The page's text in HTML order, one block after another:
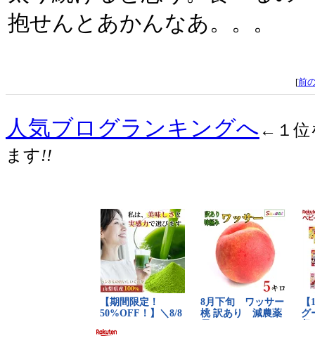
抱せんとあかんなあ。。。
[前
人気ブログランキングへ ←１位
ます!!